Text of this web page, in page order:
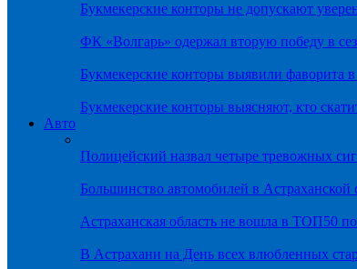
Букмекерские конторы не допускают
ФК «Волгарь» одержал вторую победу в
Букмекерские конторы выявили фаворита
Букмекерские конторы выясняют, кто
Авто
Полицейский назвал четыре тревожных
Большинство автомобилей в Астраханской
Астраханская область не вошла в ТОП50
В Астрахани на День всех влюбленных